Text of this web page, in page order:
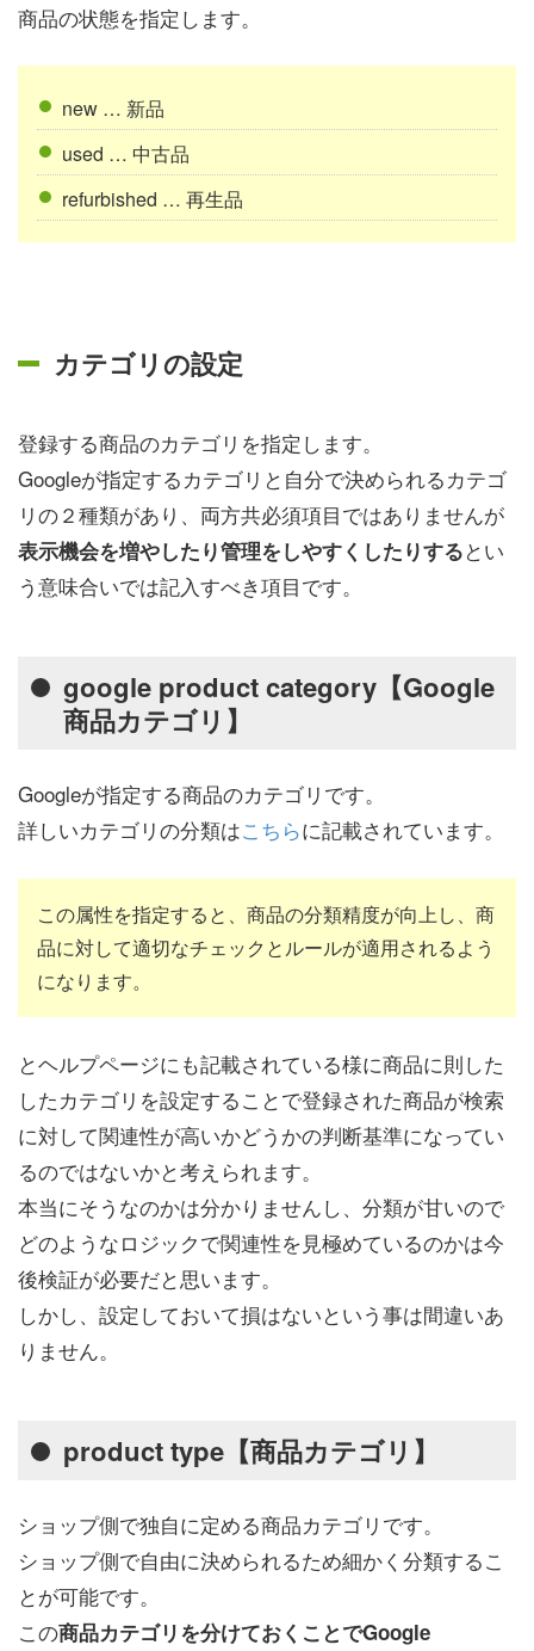
商品の状態を指定します。
new … 新品
used … 中古品
refurbished … 再生品
カテゴリの設定
登録する商品のカテゴリを指定します。
Googleが指定するカテゴリと自分で決められるカテゴ
リの２種類があり、両方共必須項目ではありませんが
表示機会を増やしたり管理をしやすくしたりするとい
う意味合いでは記入すべき項目です。
google product category【Google
商品カテゴリ】
Googleが指定する商品のカテゴリです。
詳しいカテゴリの分類はこちらに記載されています。
この属性を指定すると、商品の分類精度が向上し、商
品に対して適切なチェックとルールが適用されるよう
になります。
とヘルプページにも記載されている様に商品に則した
したカテゴリを設定することで登録された商品が検索
に対して関連性が高いかどうかの判断基準になってい
るのではないかと考えられます。
本当にそうなのかは分かりませんし、分類が甘いので
どのようなロジックで関連性を見極めているのかは今
後検証が必要だと思います。
しかし、設定しておいて損はないという事は間違いあ
りません。
product type【商品カテゴリ】
ショップ側で独自に定める商品カテゴリです。
ショップ側で自由に決められるため細かく分類するこ
とが可能です。
この商品カテゴリを分けておくことでGoogle